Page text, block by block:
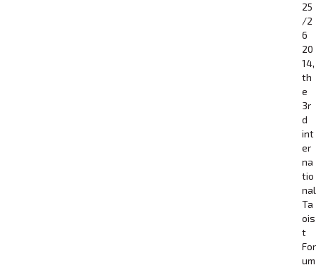
25
/2
6
20
14,
th
e
3r
d
int
er
na
tio
nal
Ta
ois
t
For
um